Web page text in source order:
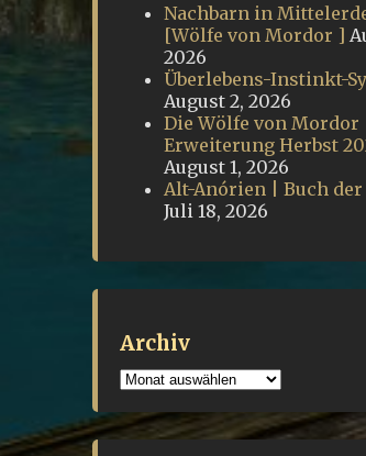
Nachbarn in
[Wölfe von Mordor ]
2026
Überlebens-Instinkt-
August 2, 2026
Die Wölfe von Mordor |
Erweiterung Herbst
August 1, 2026
Alt-Anórien | Buch der
Juli 18, 2026
Archiv
Archiv